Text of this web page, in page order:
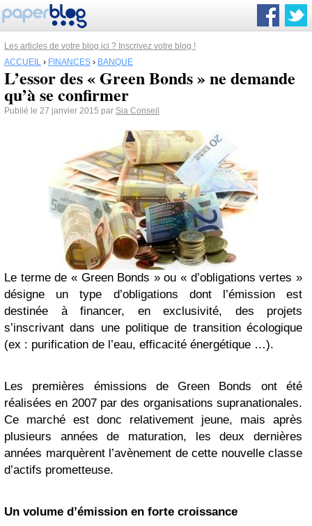
Les articles de votre blog ici ? Inscrivez votre blog !
ACCUEIL › FINANCES › BANQUE
L’essor des « Green Bonds » ne demande
qu’à se confirmer
Publié le 27 janvier 2015 par Sia Conseil
Le terme de « Green Bonds » ou « d’obligations vertes »
désigne un type d’obligations dont l’émission est
destinée à financer, en exclusivité, des projets
s’inscrivant dans une politique de transition écologique
(ex : purification de l’eau, efficacité énergétique …).
Les premières émissions de Green Bonds ont été
réalisées en 2007 par des organisations supranationales.
Ce marché est donc relativement jeune, mais après
plusieurs années de maturation, les deux dernières
années marquèrent l’avènement de cette nouvelle classe
d’actifs prometteuse.
Un volume d’émission en forte croissance